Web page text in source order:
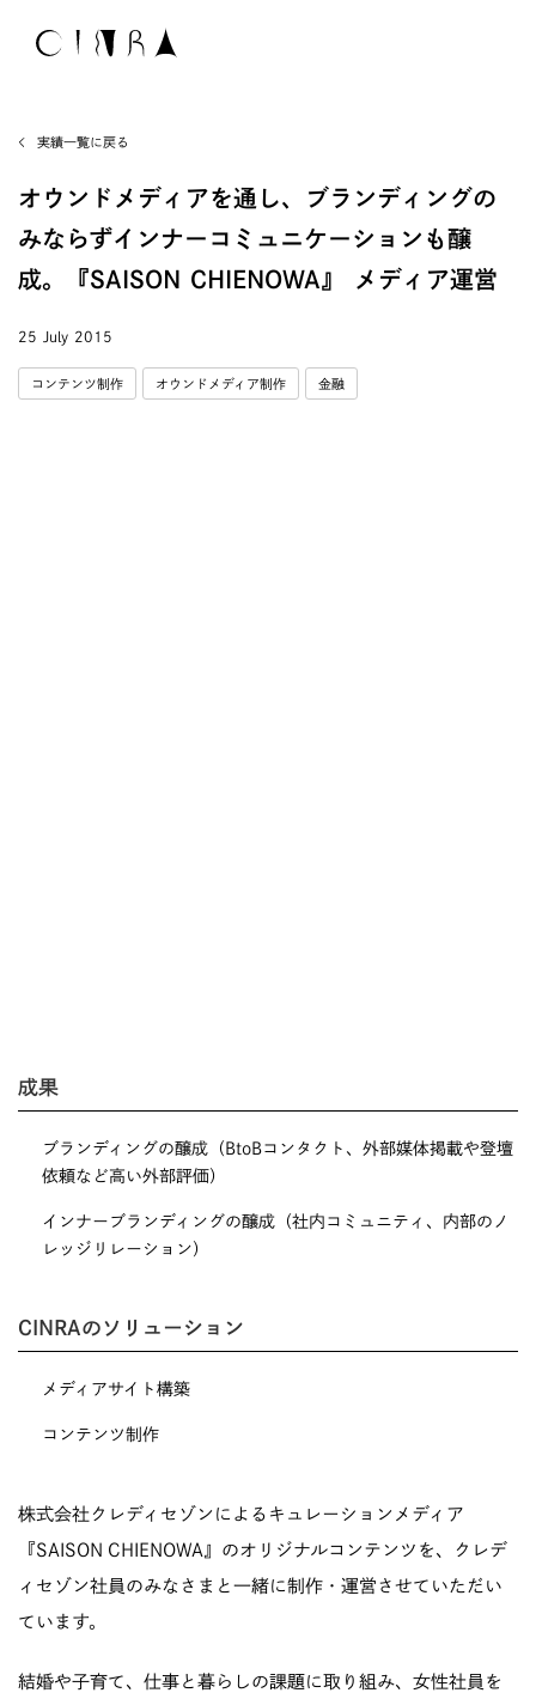
実績一覧に戻る
オウンドメディアを通し、ブランディングの
みならずインナーコミュニケーションも醸
成。『SAISON CHIENOWA』 メディア運営
25 July 2015
コンテンツ制作 オウンドメディア制作 金融
成果
ブランディングの醸成（BtoBコンタクト、外部媒体掲載や登壇
依頼など高い外部評価）
インナーブランディングの醸成（社内コミュニティ、内部のノ
レッジリレーション）
CINRAのソリューション
メディアサイト構築
コンテンツ制作
株式会社クレディセゾンによるキュレーションメディア
『SAISON CHIENOWA』のオリジナルコンテンツを、クレデ
ィセゾン社員のみなさまと一緒に制作・運営させていただい
ています。
結婚や子育て、仕事と暮らしの課題に取り組み、女性社員を